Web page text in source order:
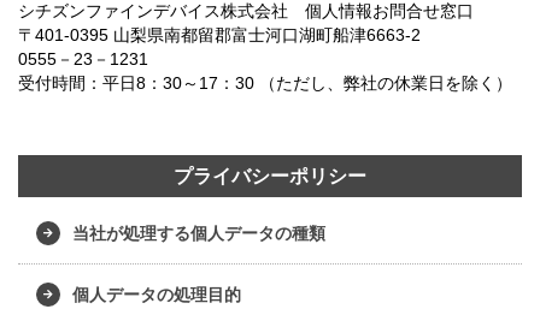
シチズンファインデバイス株式会社 個人情報お問合せ窓口
〒401-0395 山梨県南都留郡富士河口湖町船津6663-2
0555－23－1231
受付時間：平日8：30～17：30 （ただし、弊社の休業日を除く）
プライバシーポリシー
当社が処理する個人データの種類
個人データの処理目的